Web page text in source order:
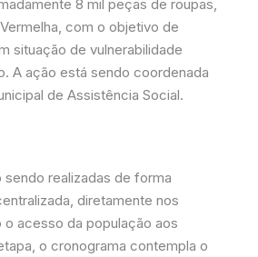
8 mil peças de roupas,
com o objetivo de
situação de vulnerabilidade
A ação está sendo coordenada
de Assistência Social.
realizadas de forma
diretamente nos
o acesso da população aos
o cronograma contempla o